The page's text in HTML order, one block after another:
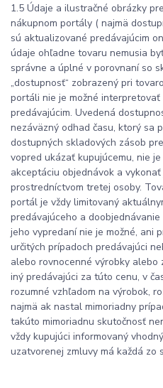
1.5 Údaje a ilustračné obrázky
nákupnom portály ( najmä
sú aktualizované predávajúcim
údaje ohľadne tovaru nemusia
správne a úplné v porovnaní so
„dostupnosť“ zobrazený pri
portáli nie je možné
predávajúcim. Uvedená
nezáväzný odhad času, ktorý sa
dostupných skladových zásob
vopred ukázať kupujúcemu, nie
akceptáciu objednávok a
prostredníctvom tretej osoby.
portál je vždy limitovaný
predávajúceho a
jeho vypredaní nie je možné, ani
určitých prípadoch predávajúci
alebo rovnocenné výrobky
iný predávajúci za túto cenu, v
rozumné vzhľadom na výrobok,
najmä ak nastal mimoriadny
takúto mimoriadnu skutočnosť
vždy kupujúci informovaný
uzatvorenej zmluvy má každá